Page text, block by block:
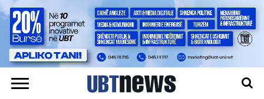
LAJMET
Irani ndërpret
komunikimet me SHBA-në,
paralajmëron bllokimin e